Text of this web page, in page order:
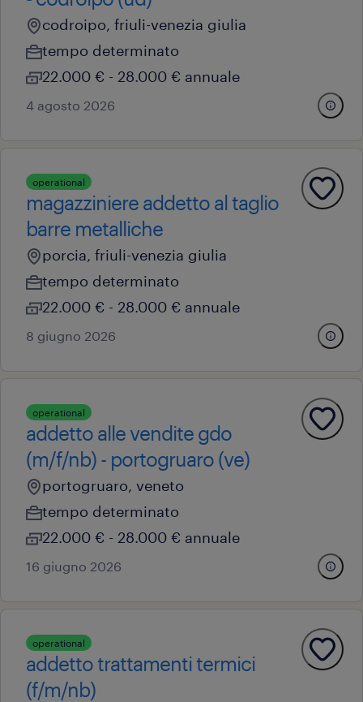
codroipo, friuli-venezia giulia
tempo determinato
22.000 € - 28.000 € annuale
4 agosto 2026
operational
magazziniere addetto al taglio
barre metalliche
porcia, friuli-venezia giulia
tempo determinato
22.000 € - 28.000 € annuale
8 giugno 2026
operational
addetto alle vendite gdo
(m/f/nb) - portogruaro (ve)
portogruaro, veneto
tempo determinato
22.000 € - 28.000 € annuale
16 giugno 2026
operational
addetto trattamenti termici
(f/m/nb)